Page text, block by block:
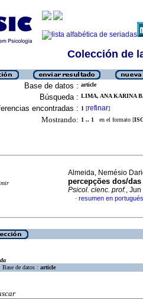
Colección de
Base de datos : article
Búsqueda : LIMA, ANA KARINA
encontradas : 1 [refinar]
Mostrando: 1 .. 1 en el formato [
Almeida, Nemésio
percepções dos/
Psicol. cienc. prof.,
· resumen en portugués
Base de datos : article